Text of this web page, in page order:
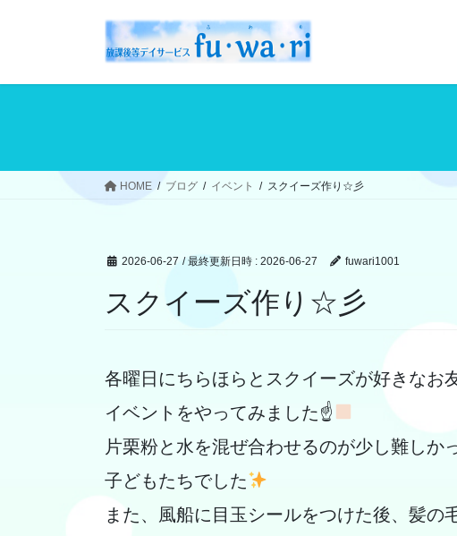
HOME ブログ イベント スクイーズ作り☆彡
2026-06-27 / 最終更新日時 : 2026-06-27 fuwari1001
スクイーズ作り☆彡
各曜日にちらほらとスクイーズが好きなお
イベントをやってみました☝
片栗粉と水を混ぜ合わせるのが少し難しか
子どもたちでした
また、風船に目玉シールをつけた後、髪の